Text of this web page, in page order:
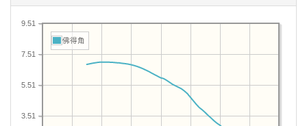
3.51
5.51
7.51
9.51
佛得角